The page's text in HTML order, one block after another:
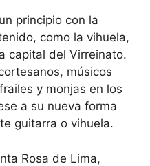
principio con la
como la vihuela,
capital del Virreinato.
músicos
y monjas en los
a su nueva forma
guitarra o vihuela.
Rosa de Lima,